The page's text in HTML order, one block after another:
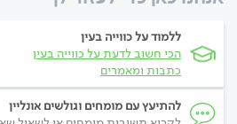
ללמוד על כווייה בעין
הכי חשוב לדעת על כווייה בעין
כתבות ומאמרים
להתיעץ עם מומחים וגולשים אונליין